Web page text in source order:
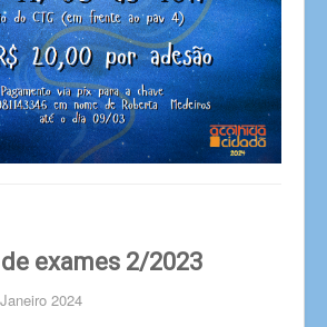
exames 2/2023
2024